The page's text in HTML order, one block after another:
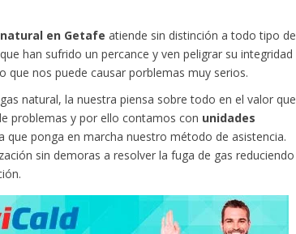
en Getafe atiende sin distinción a todo tipo de
han sufrido un percance y ven peligrar su integridad
nos puede causar porblemas muy serios.
natural, la nuestra piensa sobre todo en el valor que
problemas y por ello contamos con unidades
que ponga en marcha nuestro método de asistencia.
sin demoras a resolver la fuga de gas reduciendo